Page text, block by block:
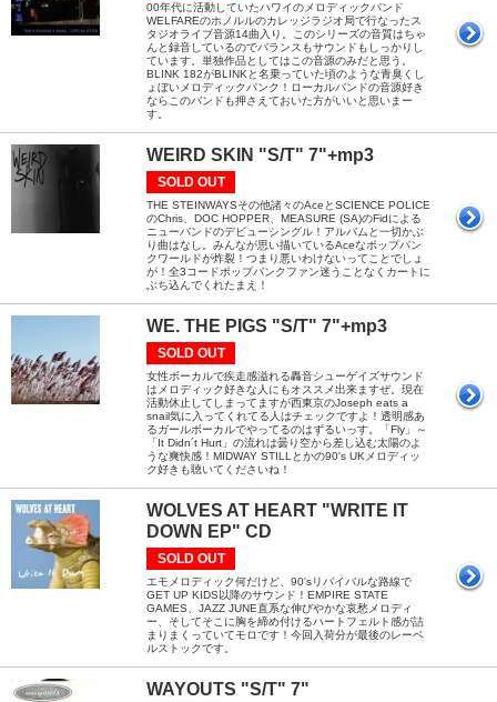
00年代に活動していたハワイのメロディックバンド
WELFAREのホノルルのカレッジラジオ局で行なったス
タジオライブ音源14曲入り。このシリーズの音質はちゃ
んと録音しているのでバランスもサウンドもしっかりし
ています。単独作品としてはこの音源のみだと思う。
BLINK 182がBLINKと名乗っていた頃のような青臭くし
ょぼいメロディックパンク！ローカルバンドの音源好き
ならこのバンドも押さえておいた方がいいと思いまー
す。
WEIRD SKIN "S/T" 7"+mp3
SOLD OUT
THE STEINWAYSその他諸々のAceとSCIENCE POLICE
のChris、DOC HOPPER、MEASURE (SA)のFidによる
ニューバンドのデビューシングル！アルバムと一切かぶ
り曲はなし。みんなが思い描いているAceなポップパン
クワールドが炸裂！つまり悪いわけないってことでしょ
が！全3コードポップパンクファン迷うことなくカートに
ぶち込んでくれたまえ！
WE. THE PIGS "S/T" 7"+mp3
SOLD OUT
女性ボーカルで疾走感溢れる轟音シューゲイズサウンド
はメロディック好きな人にもオススメ出来ますぜ。現在
活動休止してしまってますが西東京のJoseph eats a
snail気に入ってくれてる人はチェックですよ！透明感あ
るガールボーカルでやってるのはずるいっす。「Fly」～
「It Didn´t Hurt」の流れは曇り空から差し込む太陽のよ
うな爽快感！MIDWAY STILLとかの90's UKメロディッ
ク好きも聴いてくださいね！
WOLVES AT HEART "WRITE IT
DOWN EP" CD
SOLD OUT
エモメロディック何だけど、90'sリバイバルな路線で
GET UP KIDS以降のサウンド！EMPIRE STATE
GAMES、JAZZ JUNE直系な伸びやかな哀愁メロディ
ー、そしてそこに胸を締め付けるハートフェルト感が詰
まりまくっていてモロです！今回入荷分が最後のレーベ
ルストックです。
WAYOUTS "S/T" 7"